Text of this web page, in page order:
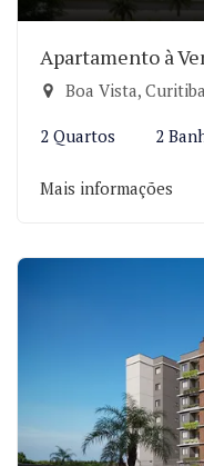
Apartamento à
Boa Vista,
2 Quartos 2
Mais informações